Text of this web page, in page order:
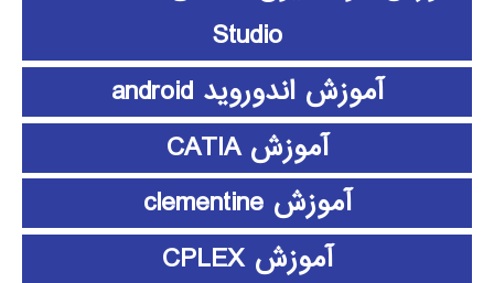
Studio
آموزش اندوروید android
آموزش CATIA
آموزش clementine
آموزش CPLEX